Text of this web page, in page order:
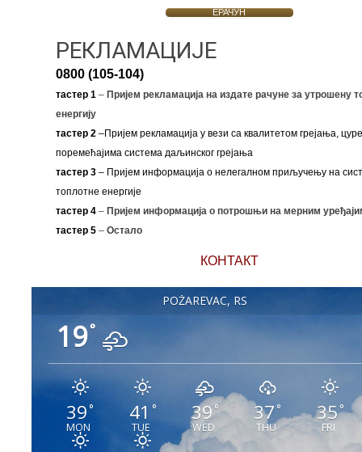
ЕРАЧУН
РЕКЛАМАЦИЈЕ
0800 (105-104)
тастер 1–Пријем рекламација на издате рачуне за утрошену
енергију
тастер 2–Пријем рекламација у вези са квалитетом грејања,
поремећајима система даљинског грејања
тастер 3– Пријем информација о нелегалном приључењу на
топлотне енергије
тастер 4 – Пријем информација о потрошњи на мерним
тастер 5 – Остало
КОНТАКТ
POŽAREVAC, RS
19°
39°
MON
41 °
TUE
39°
WED
37 °
THU
35°
FRI